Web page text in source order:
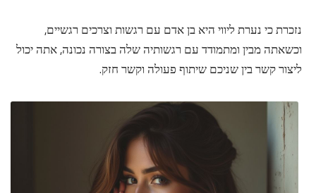
נזכרת כי נערת ליווי היא בן אדם עם רגשות וצרכים רגשיים,
וכשאתה מבין ומתמודד עם רגשותיה שלה בצורה נכונה, אתה יכול
ליצור קשר בין שניכם שיתוף פעולה וקשר חזק.